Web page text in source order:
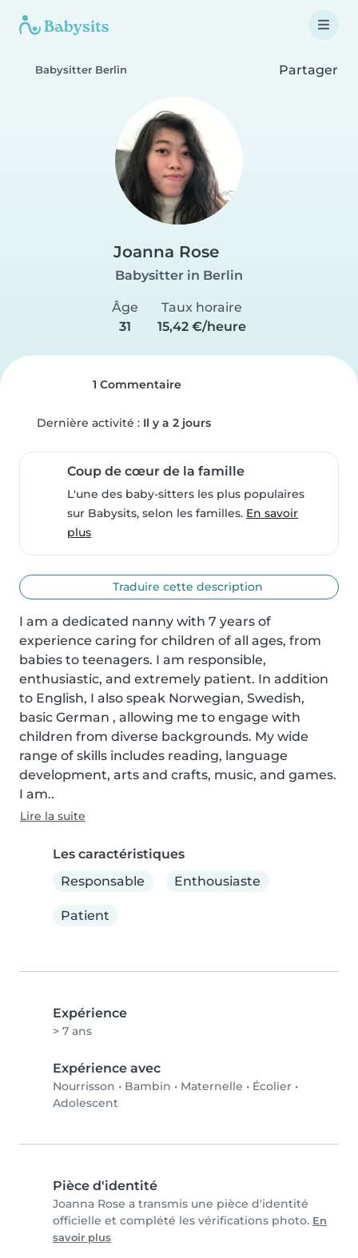
Babysitter Berlin Partager
Joanna Rose
Babysitter in Berlin
Âge
31
Taux horaire
15,42 €/heure
1 Commentaire
Dernière activité : Il y a 2 jours
Coup de cœur de la famille
L'une des baby-sitters les plus populaires
sur Babysits, selon les familles. En savoir
plus
Traduire cette description
I am a dedicated nanny with 7 years of
experience caring for children of all ages, from
babies to teenagers. I am responsible,
enthusiastic, and extremely patient. In addition
to English, I also speak Norwegian, Swedish,
basic German , allowing me to engage with
children from diverse backgrounds. My wide
range of skills includes reading, language
development, arts and crafts, music, and games.
I am..
Lire la suite
Les caractéristiques
Responsable
Enthousiaste
Patient
Expérience
> 7 ans
Expérience avec
Nourrisson • Bambin • Maternelle • Écolier •
Adolescent
Pièce d'identité
Joanna Rose a transmis une pièce d'identité
officielle et complété les vérifications photo. En
savoir plus